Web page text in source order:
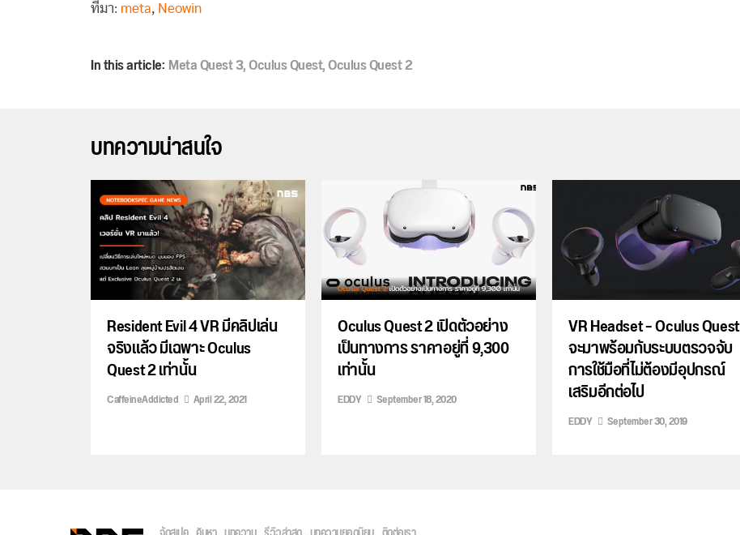
ที่มา: meta, Neowin
In this article:Meta Quest 3,Oculus Quest,Oculus Quest 2
บทความน่าสนใจ
Resident Evil 4 VR มีคลิปเล่น
จริงแล้ว มีเฉพาะ Oculus
Quest 2 เท่านั้น
CaffeineAddicted April 22, 2021
Oculus Quest 2 เปิดตัวอย่าง
เป็นทางการ ราคาอยู่ที่ 9,300
เท่านั้น
EDDY September 18, 2020
VR Headset – Oculus Quest
จะมาพร้อมกับระบบตรวจจับ
การใช้มือที่ไม่ต้องมีอุปกรณ์
เสริมอีกต่อไป
EDDY September 30, 2019